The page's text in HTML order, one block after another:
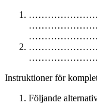
Instruktioner för
Följande